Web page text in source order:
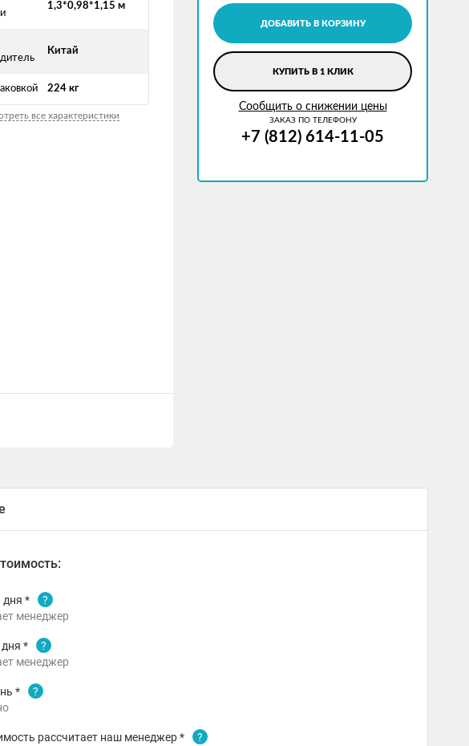
1,3*0,98*1,15 м
Китай
224 кг
все характеристики
ДОБАВИТЬ В КОРЗИНУ
КУПИТЬ В 1 КЛИК
Сообщить о снижении цены
ЗАКАЗ ПО ТЕЛЕФОНУ
+7 (812) 614-11-05
дня *
?
менеджер
*
?
менеджер
*
?
рассчитает наш менеджер *
?